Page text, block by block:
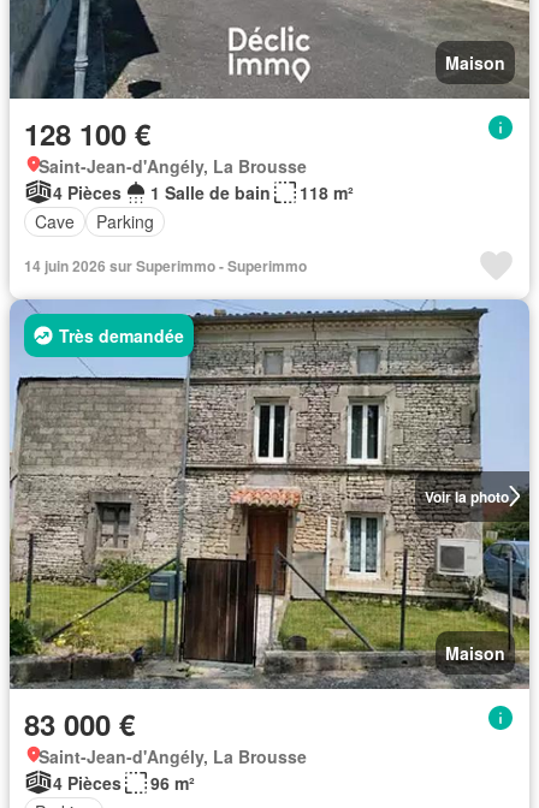
Maison
128 100 €
Saint-Jean-d'Angély, La Brousse
4 Pièces
1 Salle de bain
118 m²
Cave
Parking
14 juin 2026 sur Superimmo - Superimmo
Voir la photo
Très demandée
Maison
83 000 €
Saint-Jean-d'Angély, La Brousse
4 Pièces
96 m²